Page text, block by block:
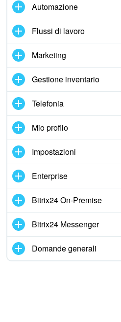
Automazione
Flussi di lavoro
Marketing
Gestione inventario
Telefonia
Mio profilo
Impostazioni
Enterprise
Bitrix24 On-Premise
Bitrix24 Messenger
Domande generali